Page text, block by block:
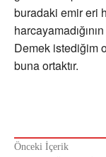
buradaki emir eri
Demek istediğim
buna ortaktır.
Önceki İçerik